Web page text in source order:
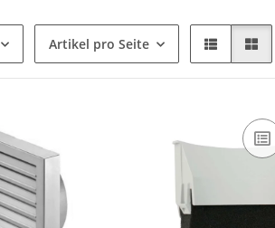
Artikel pro Seite